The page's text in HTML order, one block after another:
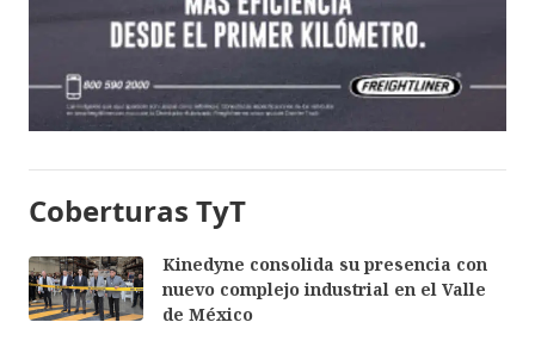
Coberturas TyT
Kinedyne consolida su presencia con
nuevo complejo industrial en el Valle
de México